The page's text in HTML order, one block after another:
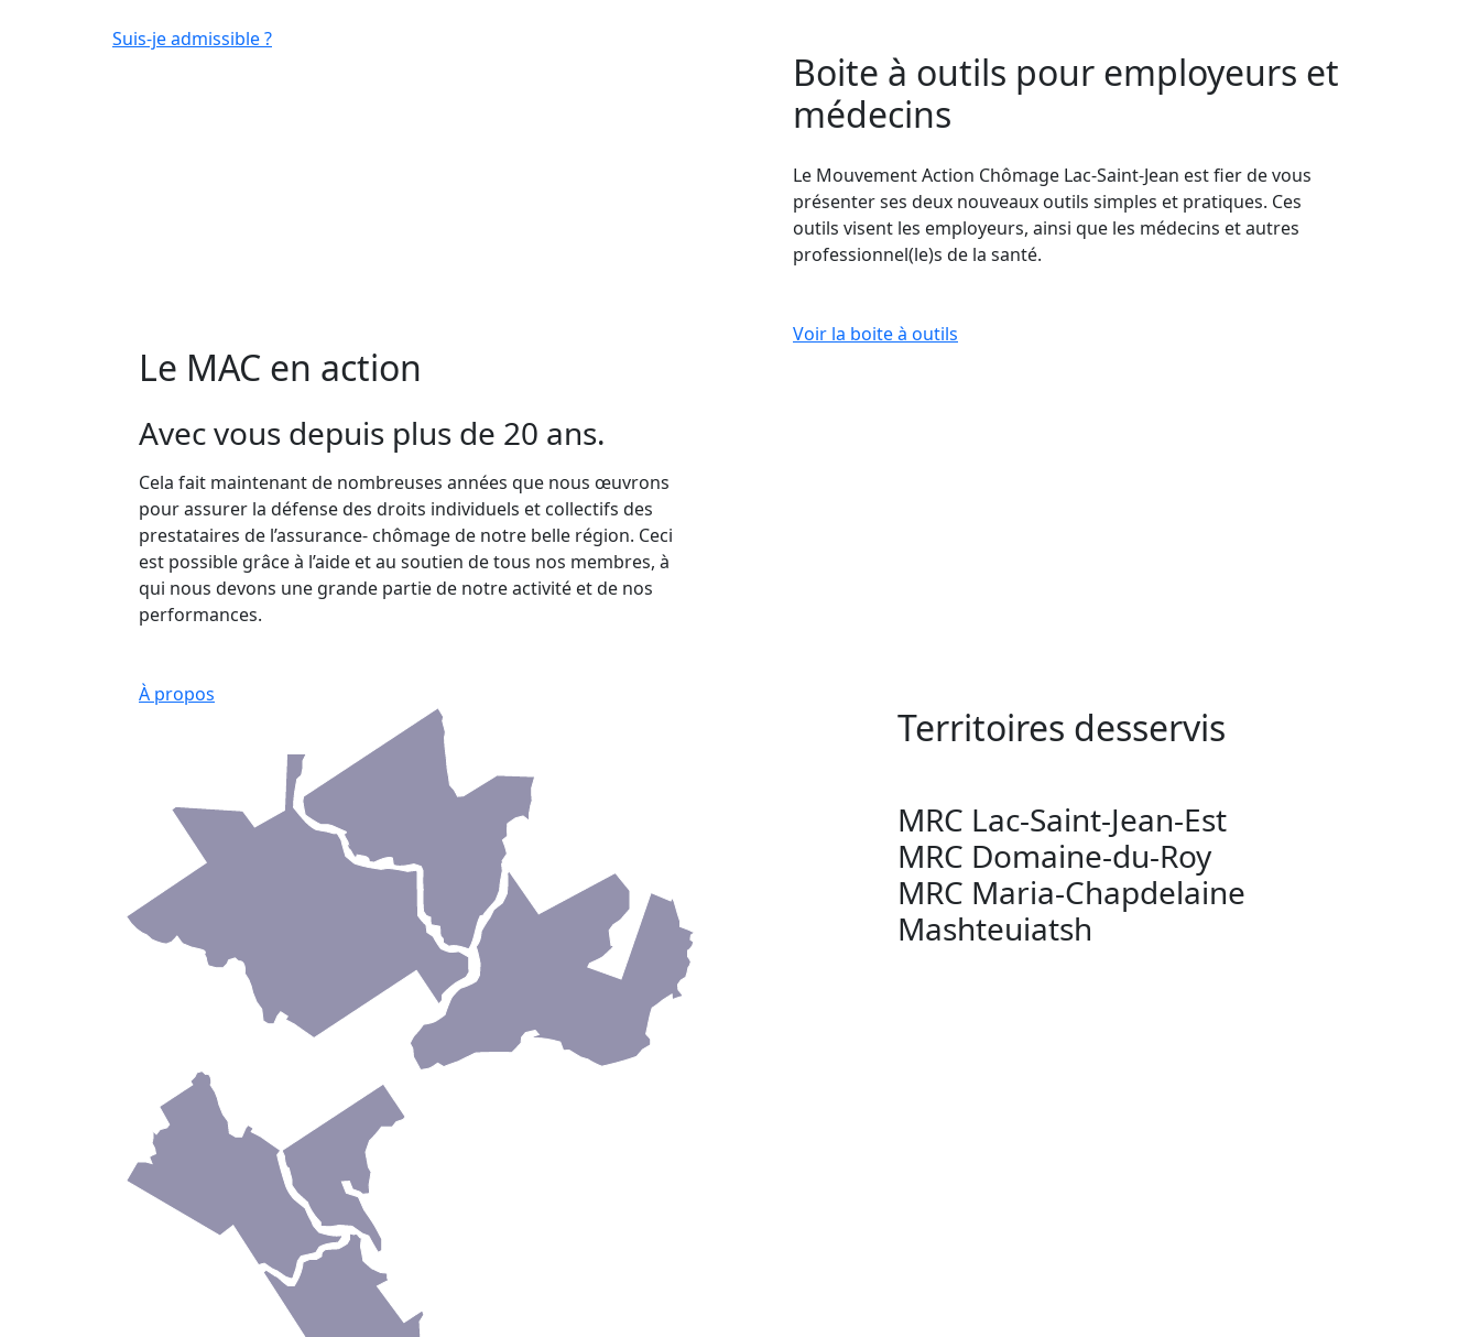
Suis-je admissible ?
Boite à outils pour employeurs et
médecins
Le Mouvement Action Chômage Lac-Saint-Jean est fier de vous
présenter ses deux nouveaux outils simples et pratiques. Ces
outils visent les employeurs, ainsi que les médecins et autres
professionnel(le)s de la santé.
Voir la boite à outils
Le MAC en action
Avec vous depuis plus de 20 ans.
Cela fait maintenant de nombreuses années que nous œuvrons
pour assurer la défense des droits individuels et collectifs des
prestataires de l’assurance- chômage de notre belle région. Ceci
est possible grâce à l’aide et au soutien de tous nos membres, à
qui nous devons une grande partie de notre activité et de nos
performances.
À propos
Territoires desservis
MRC Lac-Saint-Jean-Est
MRC Domaine-du-Roy
MRC Maria-Chapdelaine
Mashteuiatsh